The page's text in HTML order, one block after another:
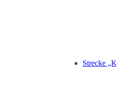
Strecke